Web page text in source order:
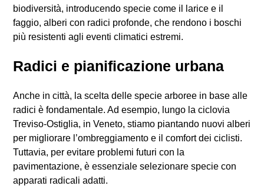
biodiversità, introducendo specie come il larice e il
faggio, alberi con radici profonde, che rendono i boschi
più resistenti agli eventi climatici estremi.
Radici e pianificazione urbana
Anche in città, la scelta delle specie arboree in base alle
radici è fondamentale. Ad esempio, lungo la ciclovia
Treviso-Ostiglia, in Veneto, stiamo piantando nuovi alberi
per migliorare l’ombreggiamento e il comfort dei ciclisti.
Tuttavia, per evitare problemi futuri con la
pavimentazione, è essenziale selezionare specie con
apparati radicali adatti.